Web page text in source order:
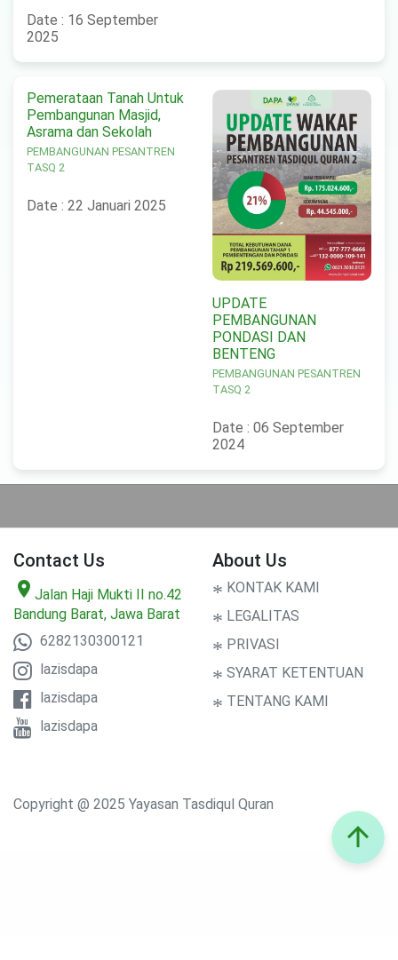
Date : 16 September
2025
Pemerataan Tanah Untuk
Pembangunan Masjid,
Asrama dan Sekolah
PEMBANGUNAN PESANTREN
TASQ 2
Date : 22 Januari 2025
UPDATE
PEMBANGUNAN
PONDASI DAN
BENTENG
PEMBANGUNAN PESANTREN
TASQ 2
Date : 06 September
2024
Contact Us
location_on Jalan Haji Mukti II no.42
Bandung Barat, Jawa Barat
6282130300121
lazisdapa
lazisdapa
lazisdapa
About Us
* KONTAK KAMI
* LEGALITAS
* PRIVASI
* SYARAT KETENTUAN
* TENTANG KAMI
Copyright @ 2025 Yayasan Tasdiqul Quran
arrow_upward